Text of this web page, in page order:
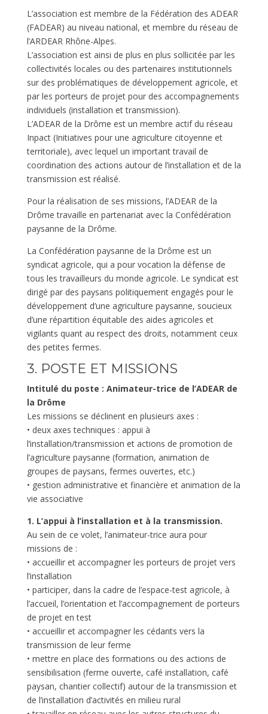
L’association est membre de la Fédération des ADEAR
(FADEAR) au niveau national, et membre du réseau de
l’ARDEAR Rhône-Alpes.
L’association est ainsi de plus en plus sollicitée par les
collectivités locales ou des partenaires institutionnels
sur des problématiques de développement agricole, et
par les porteurs de projet pour des accompagnements
individuels (installation et transmission).
L’ADEAR de la Drôme est un membre actif du réseau
Inpact (Initiatives pour une agriculture citoyenne et
territoriale), avec lequel un important travail de
coordination des actions autour de l’installation et de la
transmission est réalisé.
Pour la réalisation de ses missions, l’ADEAR de la
Drôme travaille en partenariat avec la Confédération
paysanne de la Drôme.
La Confédération paysanne de la Drôme est un
syndicat agricole, qui a pour vocation la défense de
tous les travailleurs du monde agricole. Le syndicat est
dirigé par des paysans politiquement engagés pour le
développement d’une agriculture paysanne, soucieux
d’une répartition équitable des aides agricoles et
vigilants quant au respect des droits, notamment ceux
des petites fermes.
3. POSTE ET MISSIONS
Intitulé du poste : Animateur-trice de l’ADEAR de
la Drôme
Les missions se déclinent en plusieurs axes :
• deux axes techniques : appui à
l’installation/transmission et actions de promotion de
l’agriculture paysanne (formation, animation de
groupes de paysans, fermes ouvertes, etc.)
• gestion administrative et financière et animation de la
vie associative
1. L’appui à l’installation et à la transmission.
Au sein de ce volet, l’animateur-trice aura pour
missions de :
• accueillir et accompagner les porteurs de projet vers
l’installation
• participer, dans la cadre de l’espace-test agricole, à
l’accueil, l’orientation et l’accompagnement de porteurs
de projet en test
• accueillir et accompagner les cédants vers la
transmission de leur ferme
• mettre en place des formations ou des actions de
sensibilisation (ferme ouverte, café installation, café
paysan, chantier collectif) autour de la transmission et
de l’installation d’activités en milieu rural